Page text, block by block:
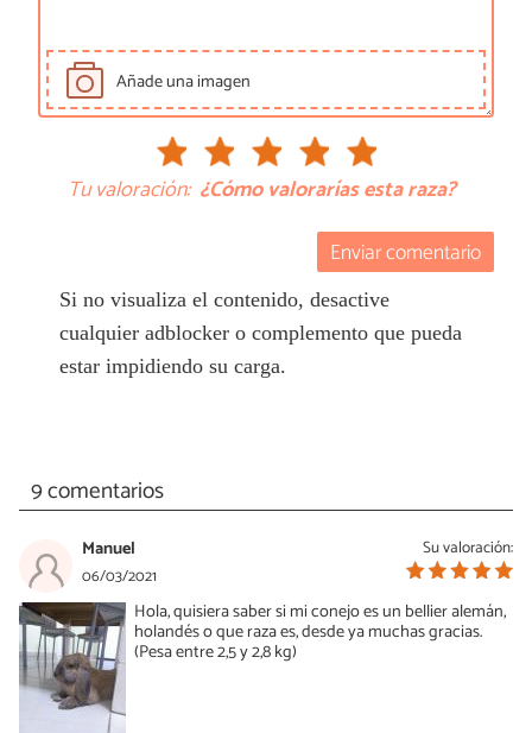
Añade una imagen
Tu valoración: ¿Cómo valorarías esta raza?
Enviar comentario
Si no visualiza el contenido, desactive
cualquier adblocker o complemento que pueda
estar impidiendo su carga.
9 comentarios
Su valoración:
Manuel
06/03/2021
Hola, quisiera saber si mi conejo es un bellier alemán,
holandés o que raza es, desde ya muchas gracias.
(Pesa entre 2,5 y 2,8 kg)